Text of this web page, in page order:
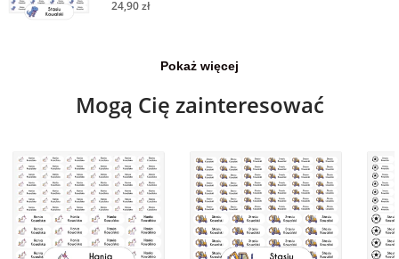
24,90 zł
Pokaż więcej
Mogą Cię zainteresować